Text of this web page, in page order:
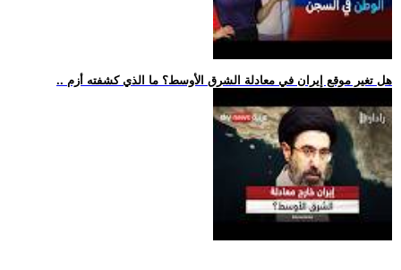
.. هل تغير موقع إيران في معادلة الشرق الأوسط؟ ما الذي كشفته أزم